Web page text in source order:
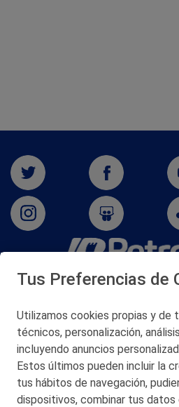
San Martín 5-Edificio
© 2026
Tus Preferencias de
Utilizamos cookies propias y de
técnicos, personalización,
incluyendo anuncios
Estos últimos pueden incluir la
tus hábitos de navegación,
dispositivos, combinar tus datos